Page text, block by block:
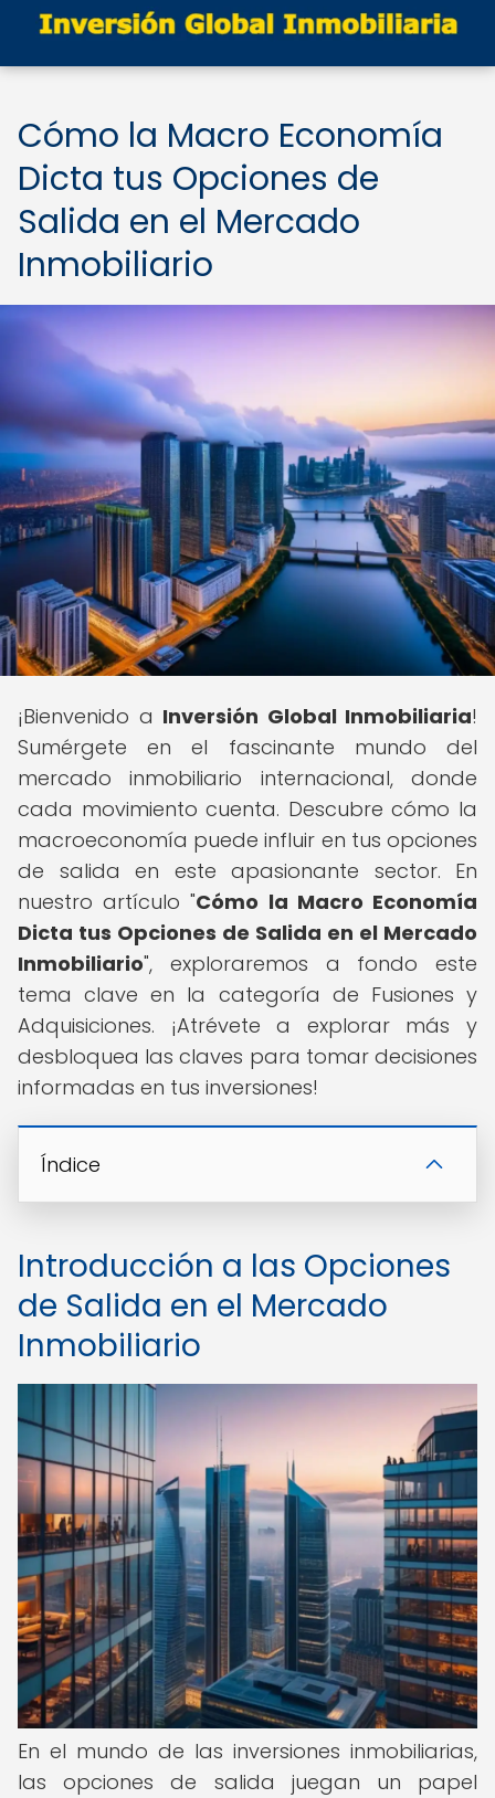
Cómo la Macro Economía
Dicta tus Opciones de
Salida en el Mercado
Inmobiliario
¡Bienvenido a Inversión Global Inmobiliaria!
Sumérgete en el fascinante mundo del
mercado inmobiliario internacional, donde
cada movimiento cuenta. Descubre cómo la
macroeconomía puede influir en tus opciones
de salida en este apasionante sector. En
nuestro artículo "Cómo la Macro Economía
Dicta tus Opciones de Salida en el Mercado
Inmobiliario", exploraremos a fondo este
tema clave en la categoría de Fusiones y
Adquisiciones. ¡Atrévete a explorar más y
desbloquea las claves para tomar decisiones
informadas en tus inversiones!
Índice
Introducción a las Opciones
de Salida en el Mercado
Inmobiliario
En el mundo de las inversiones inmobiliarias,
las opciones de salida juegan un papel